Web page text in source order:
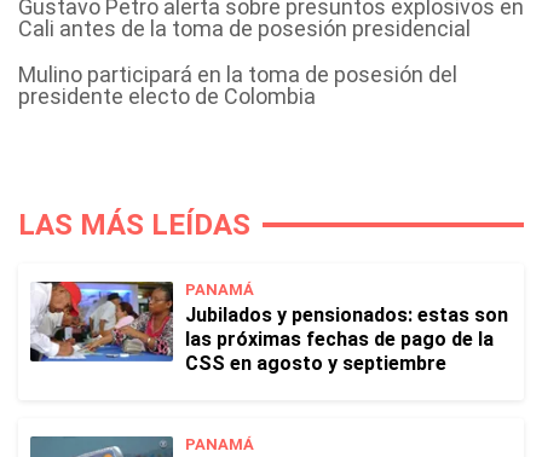
Gustavo Petro alerta sobre presuntos explosivos en
Cali antes de la toma de posesión presidencial
Mulino participará en la toma de posesión del
presidente electo de Colombia
LAS MÁS LEÍDAS
PANAMÁ
Jubilados y pensionados: estas son
las próximas fechas de pago de la
CSS en agosto y septiembre
PANAMÁ